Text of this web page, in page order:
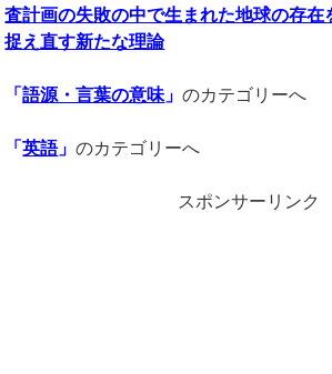
査計画の失敗の中で生まれた地球の存在
捉え直す新たな理論
「語源・言葉の意味」のカテゴリーへ
「英語」のカテゴリーへ
スポンサーリンク